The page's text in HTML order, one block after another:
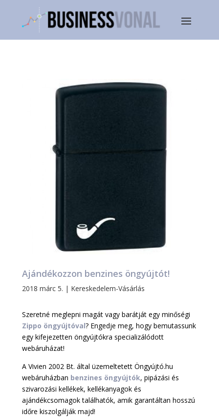
Ajándékozzon benzines öngyújtót!
2018 márc 5. | Kereskedelem-Vásárlás
Szeretné meglepni magát vagy barátját egy minőségi
Zippo öngyújtóval? Engedje meg, hogy bemutassunk
egy kifejezetten öngyújtókra specializálódott
webáruházat!
A Vivien 2002 Bt. által üzemeltetett Öngyújtó.hu
webáruházban benzines öngyújtók, pipázási és
szivarozási kellékek, kellékanyagok és
ajándékcsomagok találhatók, amik garantáltan hosszú
időre kiszolgálják majd!